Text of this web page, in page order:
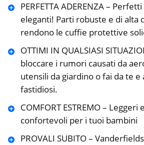
PERFETTA ADERENZA –
eleganti! Parti robuste e di alta
rendono le cuffie protettive
OTTIMI IN QUALSIASI
bloccare i rumori causati da
utensili da giardino o fai da te
fastidiosi.
COMFORT ESTREMO –
confortevoli per i tuoi bambini
PROVALI SUBITO –